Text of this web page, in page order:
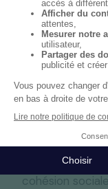
Pour pouvoir
devrez bien
viable et
prêteur.
Le garant doit
montant
Pour
micro-crédits
cohésion sociale.